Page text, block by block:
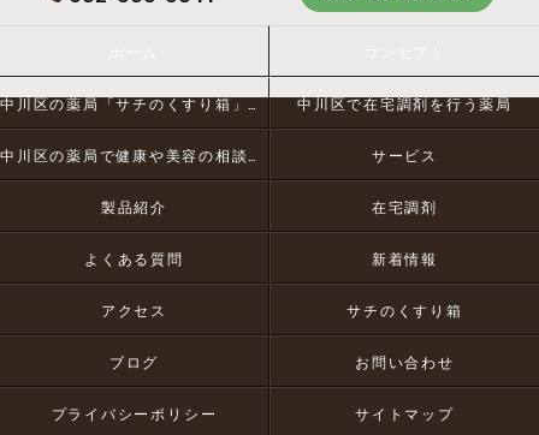
中川区の薬局「サチのくすり箱」とは 中川区で在宅調剤を行う薬局
サービス
製品紹介 在宅調剤
よくある質問 新着情報
アクセス サチのくすり箱
ブログ お問い合わせ
プライバシーポリシー サイトマップ